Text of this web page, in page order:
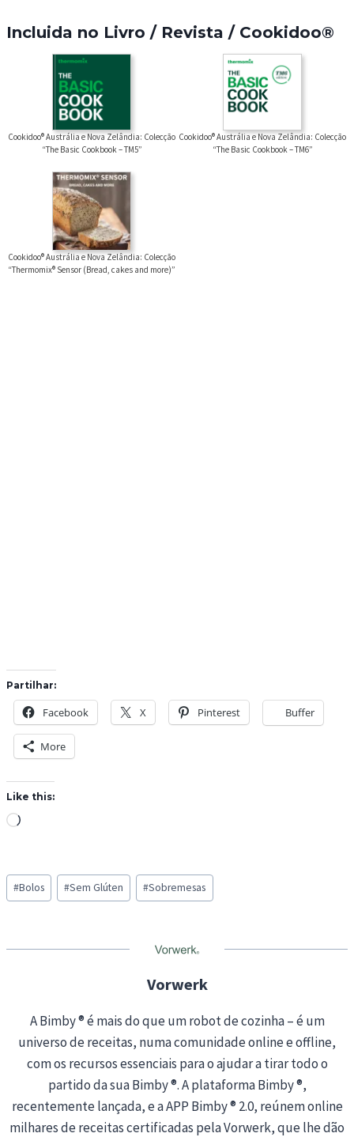
Incluida no Livro / Revista / Cookidoo®
Cookidoo® Austrália e Nova Zelândia: Colecção
“The Basic Cookbook – TM5”
Cookidoo® Austrália e Nova Zelândia: Colecção
“The Basic Cookbook – TM6”
Cookidoo® Austrália e Nova Zelândia: Colecção
“Thermomix® Sensor (Bread, cakes and more)”
Partilhar:
Facebook X Pinterest Buffer
More
Like this:
L
d
i
g
Post
Tags:
#Bolos #Sem Glúten #Sobremesas
Vorwerk
A Bimby ® é mais do que um robot de cozinha – é um
universo de receitas, numa comunidade online e offline,
com os recursos essenciais para o ajudar a tirar todo o
partido da sua Bimby ®. A plataforma Bimby ®,
recentemente lançada, e a APP Bimby ® 2.0, reúnem online
milhares de receitas certificadas pela Vorwerk, que lhe dão